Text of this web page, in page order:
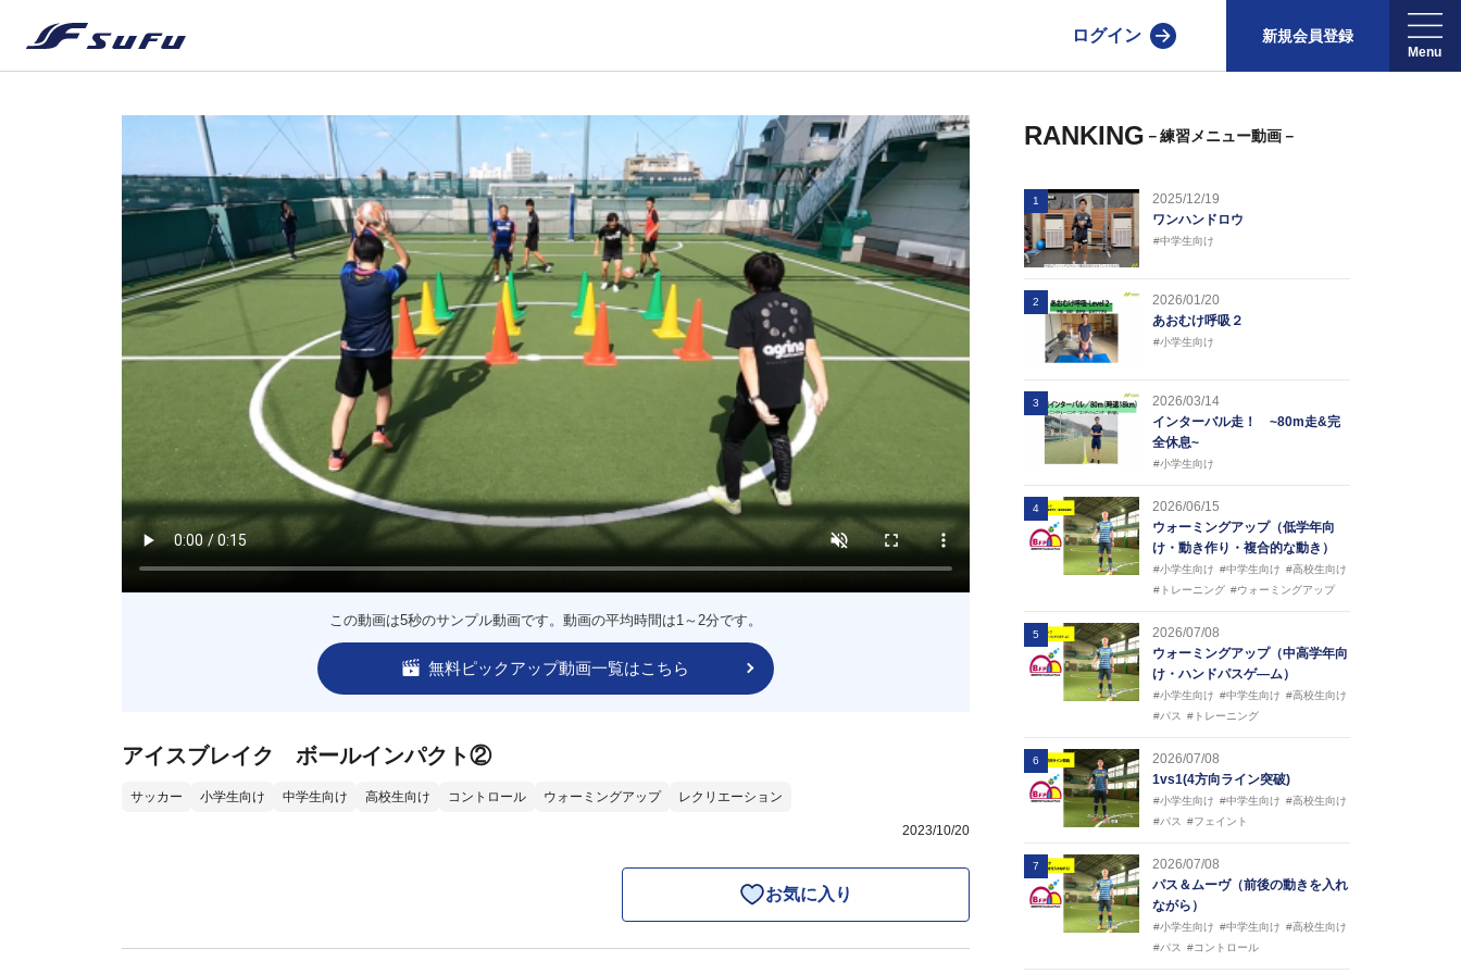
ログイン 新規会員登録
この動画は5秒のサンプル動画です。動画の平均時間は1～2分です。
無料ピックアップ動画一覧はこちら
アイスブレイク ボールインパクト②
サッカー 小学生向け 中学生向け 高校生向け コントロール ウォーミングアップ レクリエーション
2023/10/20
お気に入り
RANKING －練習メニュー動画－
1
2025/12/19
ワンハンドロウ
#中学生向け
2
2026/01/20
あおむけ呼吸２
#小学生向け
3
2026/03/14
インターバル走！ ~80m走&完
全休息~
#小学生向け
4
2026/06/15
ウォーミングアップ（低学年向
け・動き作り・複合的な動き）
#小学生向け #中学生向け #高校生向け
#トレーニング #ウォーミングアップ
5
2026/07/08
ウォーミングアップ（中高学年向
け・ハンドパスゲ―ム）
#小学生向け #中学生向け #高校生向け
#パス
#トレーニング
6
2026/07/08
1vs1(4方向ライン突破)
#小学生向け #中学生向け #高校生向け
#パス
#フェイント
7
2026/07/08
パス＆ムーヴ（前後の動きを入れ
ながら）
#小学生向け #中学生向け #高校生向け
#パス
#コントロール